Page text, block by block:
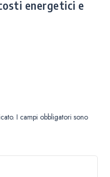
energetici e
I campi obbligatori sono